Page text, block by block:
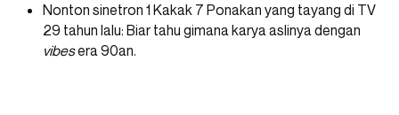
Nonton sinetron 1 Kakak 7 Ponakan yang tayang di TV
29 tahun lalu: Biar tahu gimana karya aslinya dengan
vibesera 90an.